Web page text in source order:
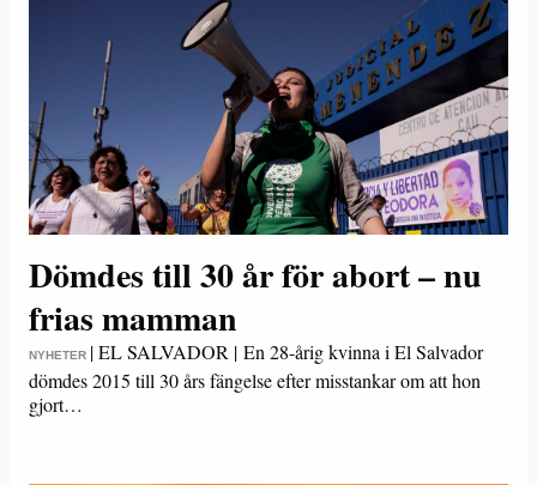
Dömdes till 30 år för abort – nu
frias mamman
NYHETER |EL SALVADOR | En 28-årig kvinna i El Salvador
dömdes 2015 till 30 års fängelse efter misstankar om att hon
gjort…